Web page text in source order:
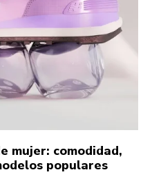
mujer: comodidad,
populares